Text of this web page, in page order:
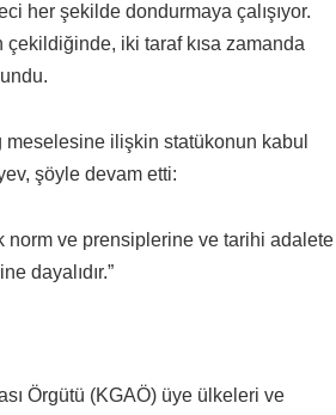
her şekilde dondurmaya çalışıyor.
çekildiğinde, iki taraf kısa zamanda
meselesine ilişkin statükonun kabul
şöyle devam etti:
norm ve prensiplerine ve tarihi adalete
dayalıdır.”
Örgütü (KGAÖ) üye ülkeleri ve